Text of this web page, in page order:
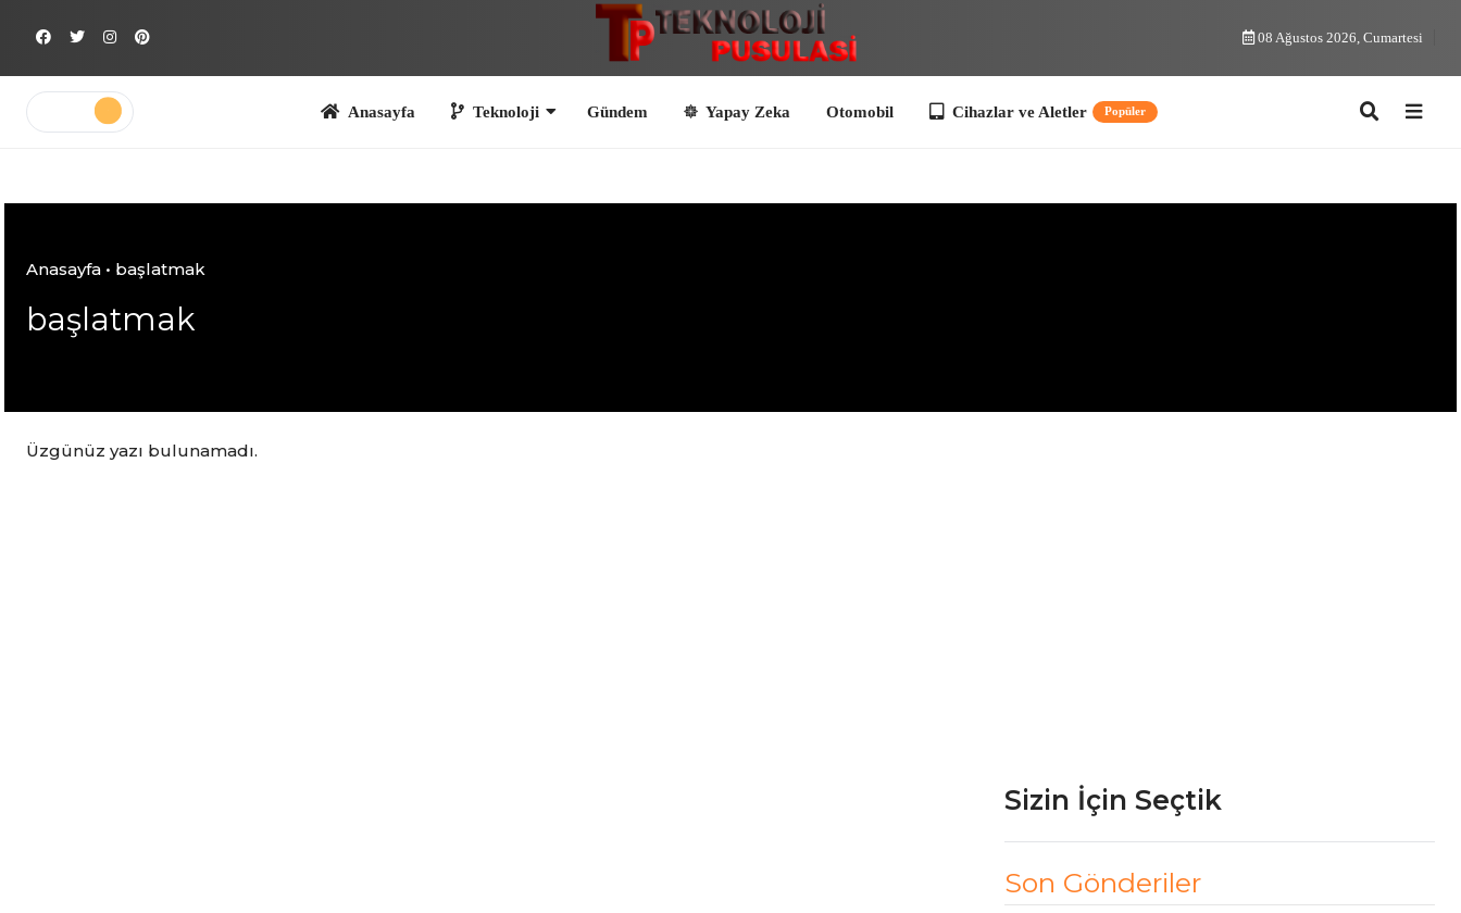
08 Ağustos 2026, Cumartesi
Anasayfa Teknoloji Gündem Yapay Zeka Cihazlar ve Aletler
Anasayfa • başlatmak
başlatmak
Üzgünüz yazı bulunamadı.
Sizin İçin Seçtik
Son Gönderiler